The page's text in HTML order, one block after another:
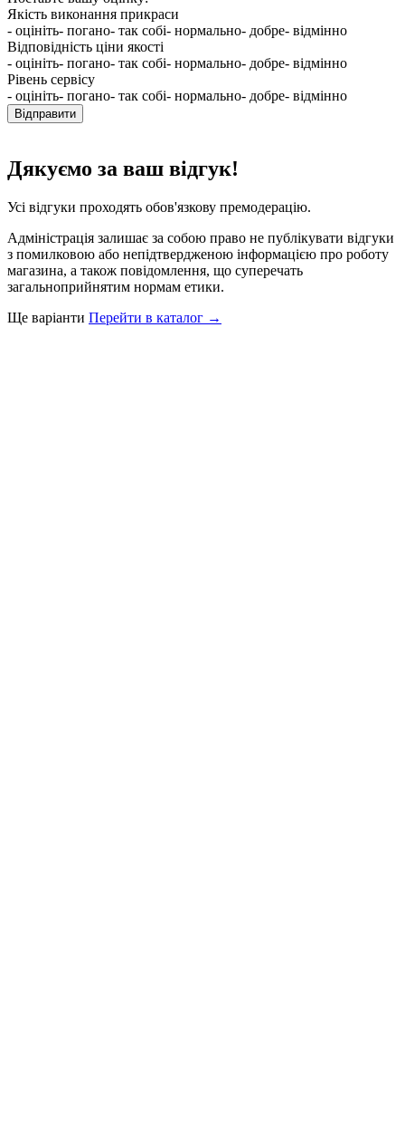
Якість виконання прикраси
- оцініть- погано- так собі- нормально- добре- відмінно
Відповідність ціни якості
- оцініть- погано- так собі- нормально- добре- відмінно
Рівень сервісу
- оцініть- погано- так собі- нормально- добре- відмінно
Відправити
Дякуємо за ваш відгук!
Усі відгуки проходять обов'язкову премодерацію.
Адміністрація залишає за собою право не публікувати відгуки
з помилковою або непідтвердженою інформацією про роботу
магазина, а також повідомлення, що суперечать
загальноприйнятим нормам етики.
Ще варіанти Перейти в каталог →